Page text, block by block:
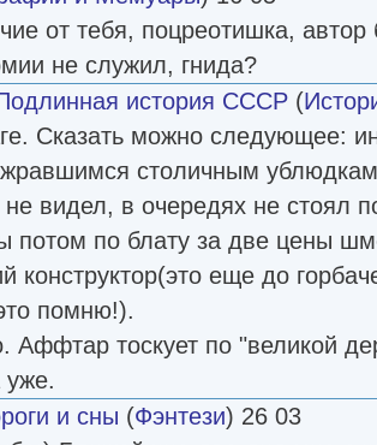
от тебя, поцреотишка,
не служил, гнида?
история СССР (
Сказать можно следующее:
столичным
не видел, в очередях не стоял
потом по блату за две цены
конструктор(это еще до
помню!).
Аффтар тоскует по "великой
уже.
и сны (Фэнтези) 26 03